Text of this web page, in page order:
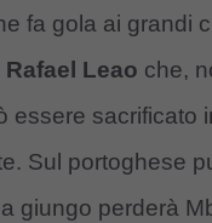
fa gola ai grandi
Rafael Leao che,
essere sacrificato
Sul portoghese
giungo perderà